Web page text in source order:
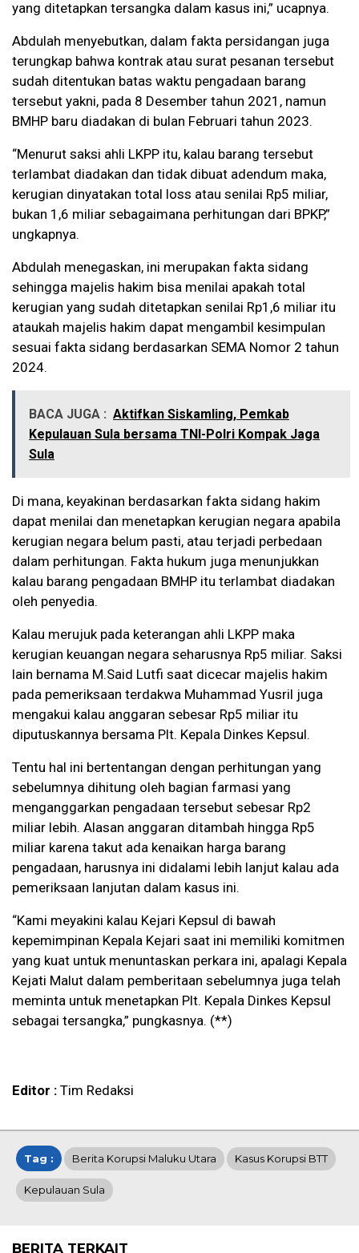
yang ditetapkan tersangka dalam kasus ini,” ucapnya.
Abdulah menyebutkan, dalam fakta persidangan juga
terungkap bahwa kontrak atau surat pesanan tersebut
sudah ditentukan batas waktu pengadaan barang
tersebut yakni, pada 8 Desember tahun 2021, namun
BMHP baru diadakan di bulan Februari tahun 2023.
“Menurut saksi ahli LKPP itu, kalau barang tersebut
terlambat diadakan dan tidak dibuat adendum maka,
kerugian dinyatakan total loss atau senilai Rp5 miliar,
bukan 1,6 miliar sebagaimana perhitungan dari BPKP,”
ungkapnya.
Abdulah menegaskan, ini merupakan fakta sidang
sehingga majelis hakim bisa menilai apakah total
kerugian yang sudah ditetapkan senilai Rp1,6 miliar itu
ataukah majelis hakim dapat mengambil kesimpulan
sesuai fakta sidang berdasarkan SEMA Nomor 2 tahun
2024.
BACA JUGA : Aktifkan Siskamling, Pemkab
Kepulauan Sula bersama TNI-Polri Kompak Jaga
Sula
Di mana, keyakinan berdasarkan fakta sidang hakim
dapat menilai dan menetapkan kerugian negara apabila
kerugian negara belum pasti, atau terjadi perbedaan
dalam perhitungan. Fakta hukum juga menunjukkan
kalau barang pengadaan BMHP itu terlambat diadakan
oleh penyedia.
Kalau merujuk pada keterangan ahli LKPP maka
kerugian keuangan negara seharusnya Rp5 miliar. Saksi
lain bernama M.Said Lutfi saat dicecar majelis hakim
pada pemeriksaan terdakwa Muhammad Yusril juga
mengakui kalau anggaran sebesar Rp5 miliar itu
diputuskannya bersama Plt. Kepala Dinkes Kepsul.
Tentu hal ini bertentangan dengan perhitungan yang
sebelumnya dihitung oleh bagian farmasi yang
menganggarkan pengadaan tersebut sebesar Rp2
miliar lebih. Alasan anggaran ditambah hingga Rp5
miliar karena takut ada kenaikan harga barang
pengadaan, harusnya ini didalami lebih lanjut kalau ada
pemeriksaan lanjutan dalam kasus ini.
“Kami meyakini kalau Kejari Kepsul di bawah
kepemimpinan Kepala Kejari saat ini memiliki komitmen
yang kuat untuk menuntaskan perkara ini, apalagi Kepala
Kejati Malut dalam pemberitaan sebelumnya juga telah
meminta untuk menetapkan Plt. Kepala Dinkes Kepsul
sebagai tersangka,” pungkasnya. (**)
Editor : Tim Redaksi
Tag : Berita Korupsi Maluku Utara Kasus Korupsi BTT
Kepulauan Sula
BERITA TERKAIT